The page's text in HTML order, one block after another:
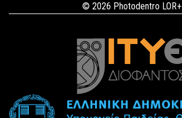
© 2026 Photodentro LOR+